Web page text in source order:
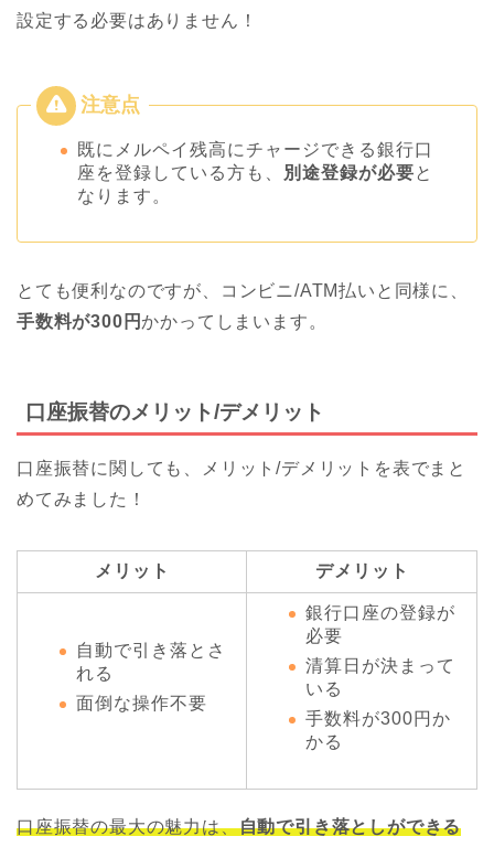
設定する必要はありません！
既にメルペイ残高にチャージできる銀行口
座を登録している方も、
別途登録が必要と
なります。
とても便利なのですが、コンビニ/ATM払いと同様に、
手数料が300円かかってしまいます。
口座振替のメリット/デメリット
口座振替に関しても、メリット/デメリットを表でまと
めてみました！
メリット デメリット
自動で引き落とさ
れる
面倒な操作不要
銀行口座の登録が
必要
清算日が決まって
いる
手数料が300円か
かる
口座振替の最大の魅力は、自動で引き落としができる